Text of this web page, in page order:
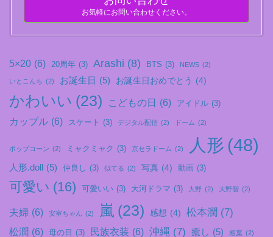
お気軽にお問い合わせください。
5×20 (6) 20周年 (3) Arashi (8) BTS (3) NEWS (2)
いとこんち (2) お誕生日 (5) お誕生日おめでとう (4)
かわいい (23) こどもの日 (6) アイドル (3)
カップル (6) スケート (3) デジタル配信 (2) ドーム (2)
ポップコーン (2) ミャクミャク (3) 京セラドーム (2) 人形 (48)
人形.doll (5) 仲良し (3) 似てる (2) 写真 (4) 動画 (3)
可愛い (16) 可愛いい (3) 大河ドラマ (3) 大野 (2) 大野智 (2)
夫婦 (6) 安室ちゃん (2) 嵐 (23) 感想 (4) 松本潤 (7)
松潤 (6) 母の日 (3) 民族衣装 (6) 沖縄 (7) 癒し (5) 相葉 (2)